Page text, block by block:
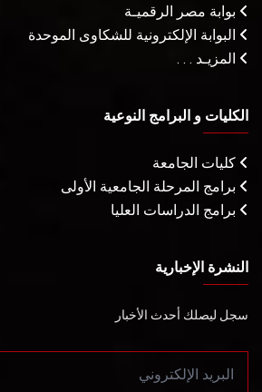
بوابة مصر الرقميـة
البوابة الإلكترونية للشكاوى الموحدة
المزيـد . . .
الكليات و البرامج النوعية
كليات الجامعة
برامج المرحلة الجامعية الأولى
برامج الدراسات العليا
النشرة الإخبارية
سجل ليصلك أحدث الأخبار